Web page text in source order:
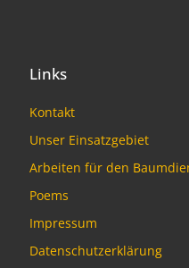
Links
Kontakt
Unser Einsatzgebiet
Arbeiten für den
Poems
Impressum
Datenschutzerklärung